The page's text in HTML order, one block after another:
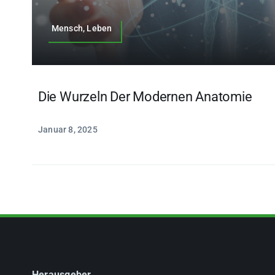
Mensch, Leben
Die Wurzeln Der Modernen Anatomie
Januar 8, 2025